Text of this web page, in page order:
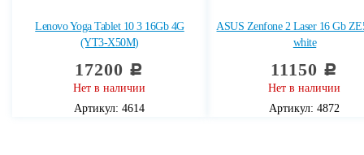
Lenovo Yoga Tablet 10 3 16Gb 4G
(YT3-X50M)
17200 c
Нет в наличии
Артикул: 4614
ASUS Zenfone 2 Laser 16 Gb
white
11150 c
Нет в наличии
Артикул: 4872